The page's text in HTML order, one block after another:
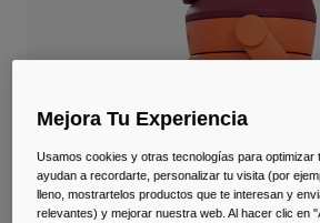
Tazas y Vasos
Bolsas Hidratación
Mejora Tu Experiencia
Usamos cookies y otras tecnologías para optimizar
ayudan a recordarte, personalizar tu visita (por
lleno, mostrartelos productos que te interesan y
relevantes) y mejorar nuestra web. Al hacer clic en